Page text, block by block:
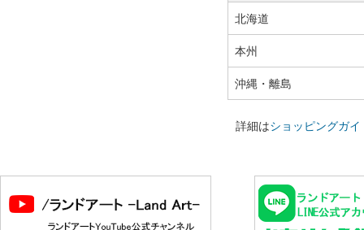
北海道
本州
沖縄・離島
詳細はショッピングガイ